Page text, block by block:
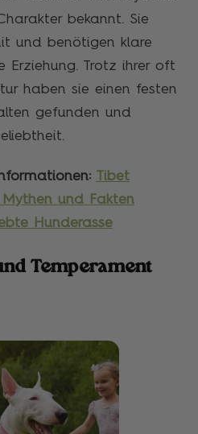
bekannt. Sie
und benötigen klare
Erziehung. Trotz ihrer oft
haben sie einen festen
gefunden und
Tibet
Mythen und Fakten
Hunderasse
Temperament